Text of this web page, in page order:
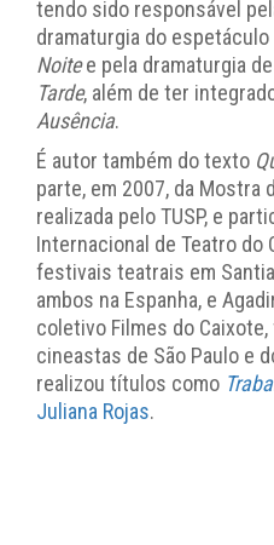
tendo sido responsável
dramaturgia do espetáculo
Noitee pela dramaturgia de
Tarde, além de ter
Ausência.
É autor também do texto
parte, em 2007, da Mostra
realizada pelo TUSP, e
Internacional de Teatro do
festivais teatrais em
ambos na Espanha, e
coletivo Filmes do
cineastas de São Paulo e
realizou títulos como
Juliana Rojas.